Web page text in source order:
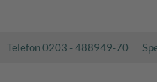
Telefon 0203 - 488949-70